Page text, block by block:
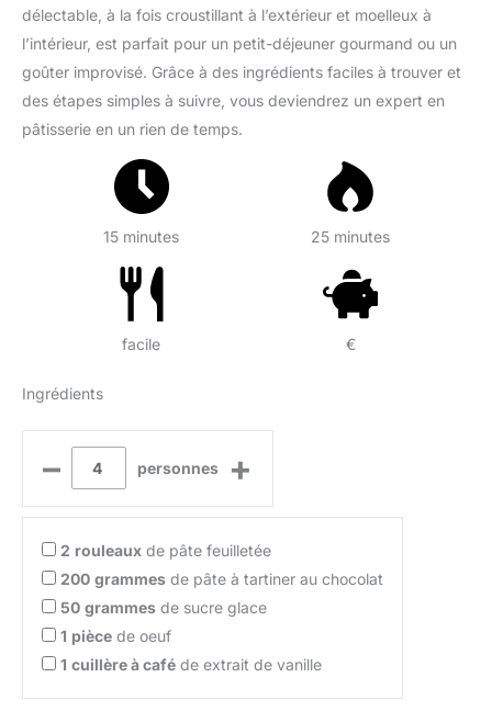
délectable, à la fois croustillant à l’extérieur et moelleux à
l’intérieur, est parfait pour un petit-déjeuner gourmand ou un
goûter improvisé. Grâce à des ingrédients faciles à trouver et
des étapes simples à suivre, vous deviendrez un expert en
pâtisserie en un rien de temps.
15 minutes 25 minutes
facile €
Ingrédients
– personnes +
2 rouleaux de pâte feuilletée
200 grammes de pâte à tartiner au chocolat
50 grammes de sucre glace
1 pièce de oeuf
1 cuillère à café de extrait de vanille